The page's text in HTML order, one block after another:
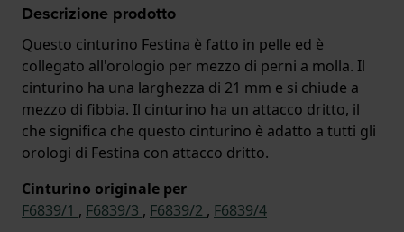
Descrizione prodotto
Questo cinturino Festina è fatto in pelle ed è
collegato all'orologio per mezzo di perni a molla. Il
cinturino ha una larghezza di 21 mm e si chiude a
mezzo di fibbia. Il cinturino ha un attacco dritto, il
che significa che questo cinturino è adatto a tutti gli
orologi di Festina con attacco dritto.
Cinturino originale per
F6839/1 , F6839/3 , F6839/2 , F6839/4